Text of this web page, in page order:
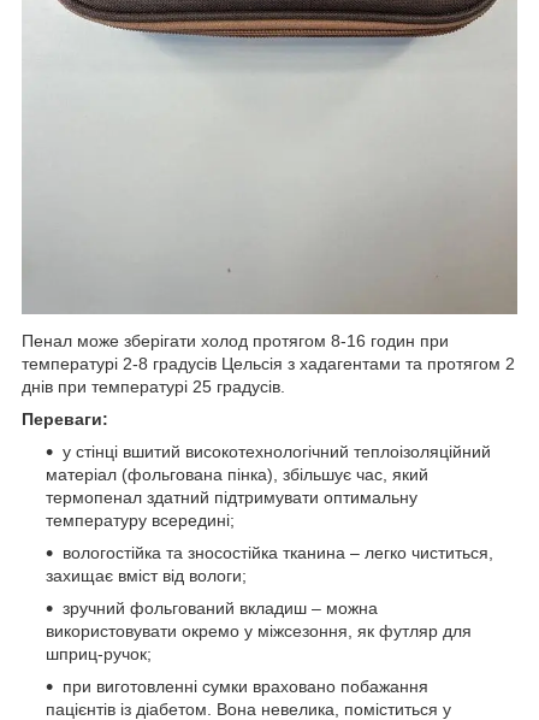
Пенал може зберігати холод протягом 8-16 годин при
температурі 2-8 градусів Цельсія з хадагентами та протягом 2
днів при температурі 25 градусів.
Переваги:
у стінці вшитий високотехнологічний теплоізоляційний
матеріал (фольгована пінка), збільшує час, який
термопенал здатний підтримувати оптимальну
температуру всередині;
вологостійка та зносостійка тканина – легко чиститься,
захищає вміст від вологи;
зручний фольгований вкладиш – можна
використовувати окремо у міжсезоння, як футляр для
шприц-ручок;
при виготовленні сумки враховано побажання
пацієнтів із діабетом. Вона невелика, поміститься у